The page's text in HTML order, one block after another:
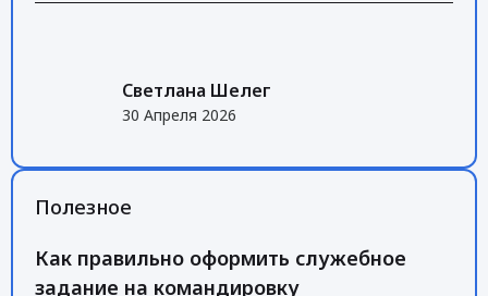
Светлана Шелег
30 Апреля 2026
Полезное
Как правильно оформить служебное
задание на командировку